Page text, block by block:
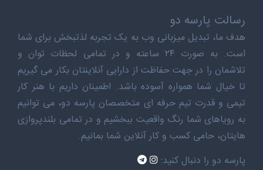
رسالت پارسه دو
هدف ما، تبدیل میزبانی وب به یک تجربه لذتبخش برای شما
است. به صورت ۲۴ ساعته و در تمامی لحظات توان و
تلاشمان را در جهت حفاظت از دارایی آنلاینتان بکار می گیریم
تا خیال شما همواره آسوده باشد. اطمینان داریم با هنر کار
تیمی و قدرت تیم حرفه ای متخصصان پارسه دو، می توانیم
به رویاهای شما رنگ واقعیت ببخشیم و در تمامی بلندپروازی
هایتان، حامی کسب و کار آنلاین شما بمانیم.
پارسه دو را دنبال کنید: